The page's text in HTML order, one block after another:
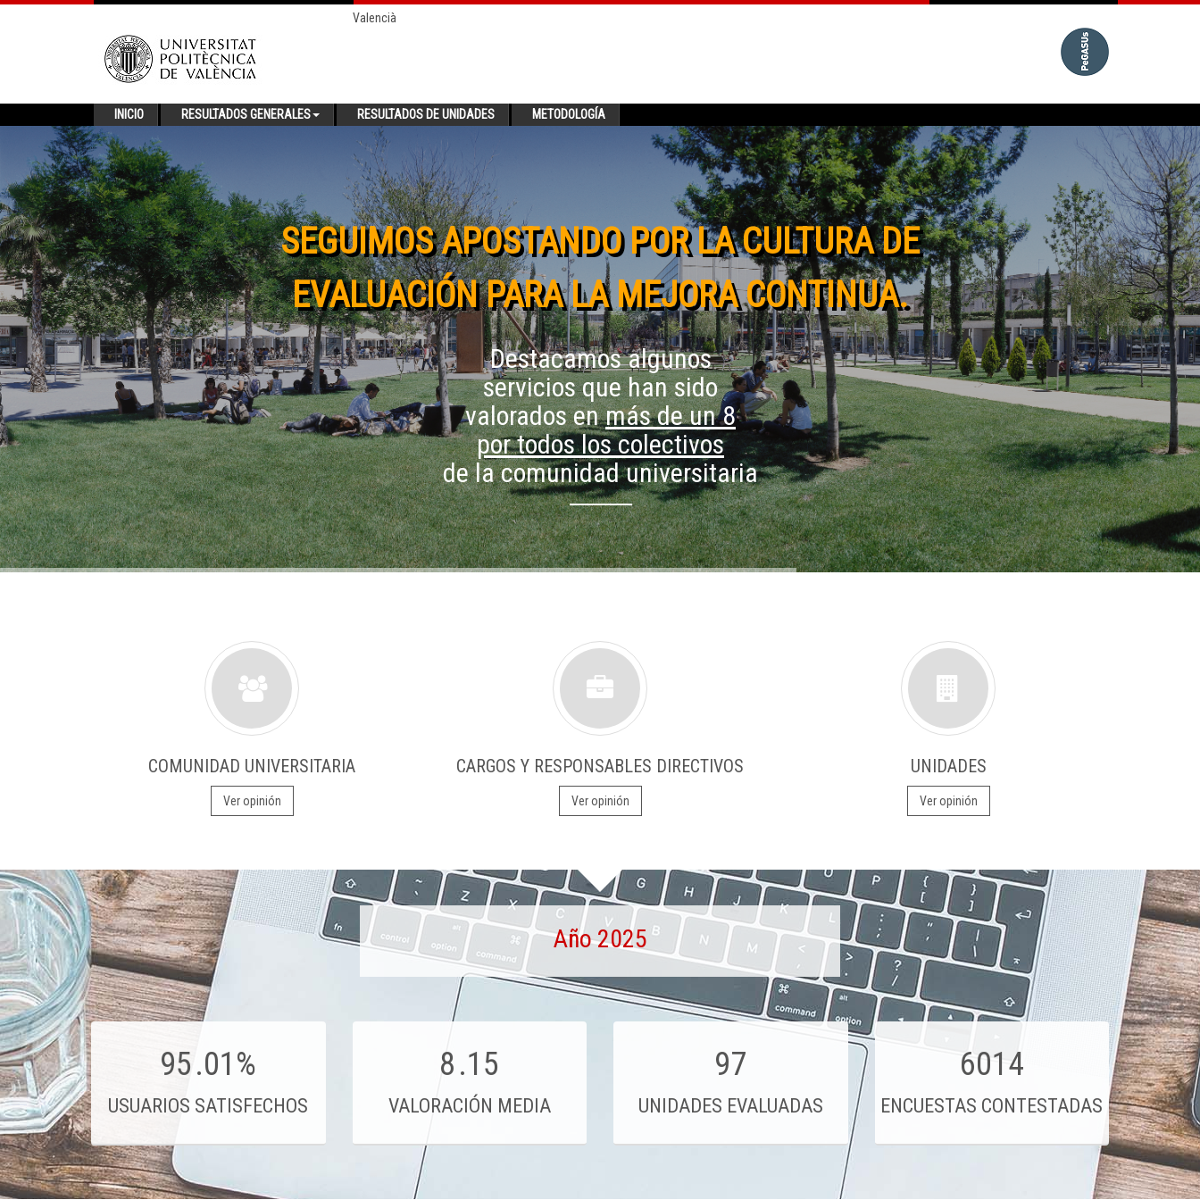
Valencià
INICIO RESULTADOS GENERALES RESULTADOS DE UNIDADES METODOLOGÍA
SEGUIMOS APOSTANDO POR LA CULTURA DE
EVALUACIÓN PARA LA MEJORA CONTINUA.
Destacamos algunos
servicios que han sido
valorados enmás de un 8
por todos los colectivos
de la comunidad universitaria
COMUNIDAD UNIVERSITARIA
Ver opinión
CARGOS Y RESPONSABLES DIRECTIVOS
Ver opinión
UNIDADES
Ver opinión
Año 2025
95.01%
USUARIOS SATISFECHOS
8.15
VALORACIÓN MEDIA
97
UNIDADES EVALUADAS
6014
ENCUESTAS CONTESTADAS